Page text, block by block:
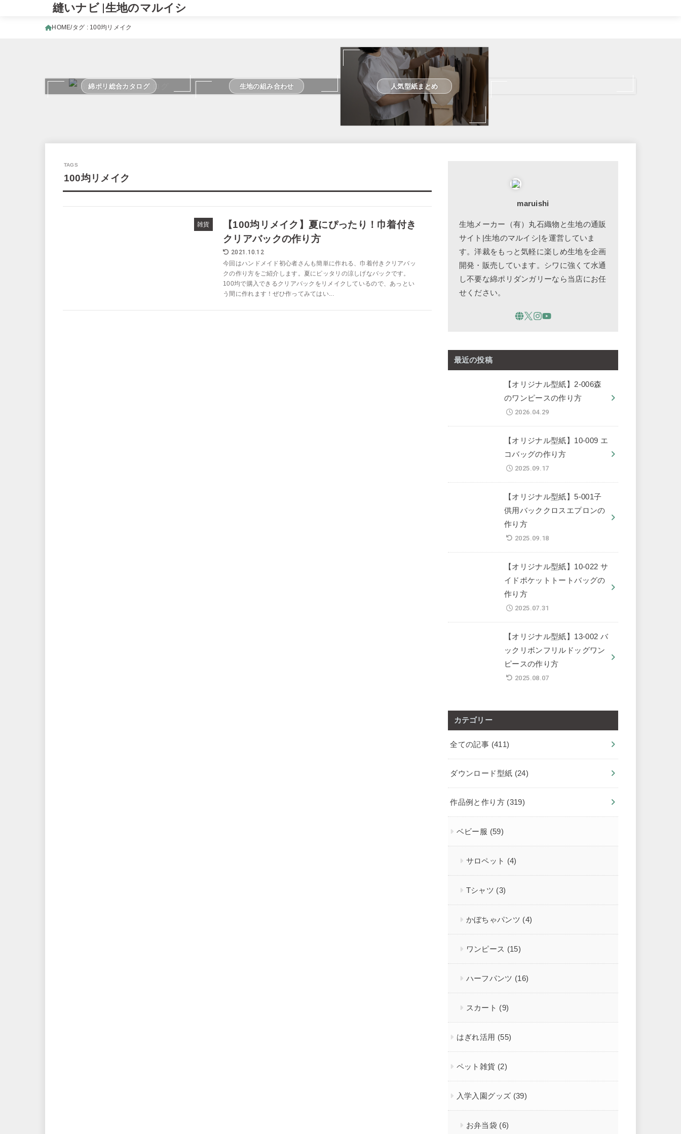
縫いナビ |生地のマルイシ
HOME タグ : 100均リメイク
綿ポリ総合カタログ 生地の組み合わせ 人気型紙まとめ
100均リメイク
雑貨
【100均リメイク】夏にぴったり！巾着付き
クリアバックの作り方
2021.10.12
今回はハンドメイド初心者さんも簡単に作れる、巾着付きクリアバッ
クの作り方をご紹介します。夏にピッタリの涼しげなバックです。
100均で購入できるクリアバックをリメイクしているので、あっとい
う間に作れます！ぜひ作ってみてはい...
maruishi
生地メーカー（有）丸石織物と生地の通販
サイト|生地のマルイシ|を運営していま
す。洋裁をもっと気軽に楽しめ生地を企画
開発・販売しています。シワに強くて水通
し不要な綿ポリダンガリーなら当店にお任
せください。
最近の投稿
【オリジナル型紙】2-006森
のワンピースの作り方
2026.04.29
【オリジナル型紙】10-009 エ
コバッグの作り方
2025.09.17
【オリジナル型紙】5-001子
供用バッククロスエプロンの
作り方
2025.09.18
【オリジナル型紙】10-022 サ
イドポケットトートバッグの
作り方
2025.07.31
【オリジナル型紙】13-002 バ
ックリボンフリルドッグワン
ピースの作り方
2025.08.07
カテゴリー
全ての記事 (411)
ダウンロード型紙 (24)
作品例と作り方 (319)
ベビー服 (59)
サロペット (4)
Tシャツ (3)
かぼちゃパンツ (4)
ワンピース (15)
ハーフパンツ (16)
スカート (9)
はぎれ活用 (55)
ペット雑貨 (2)
入学入園グッズ (39)
お弁当袋 (6)